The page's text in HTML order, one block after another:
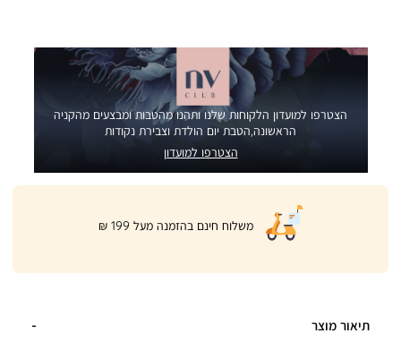
הצטרפו למועדון הלקוחות שלנו ותהנו מהטבות ומבצעים מהקניה
הראשונה,הטבת יום הולדת וצבירת נקודות
הצטרפו למועדון
|
product
page
banner
משלוח חינם בהזמנה מעל 199 ₪
תיאור מוצר